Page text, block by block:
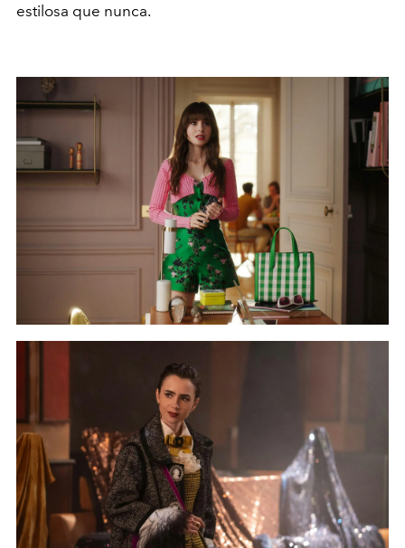
estilosa que nunca.